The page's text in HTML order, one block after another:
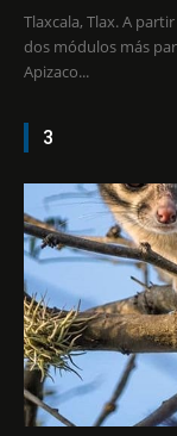
Tlaxcala, Tlax. A
dos módulos más
Apizaco...
3